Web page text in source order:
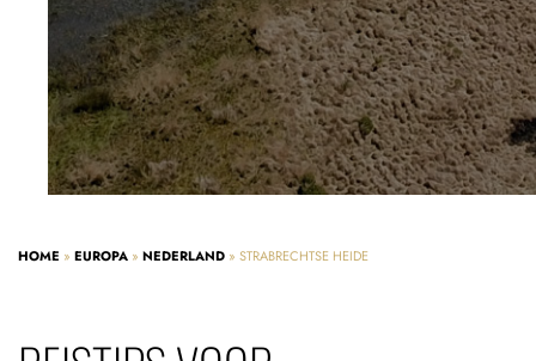
HOME » EUROPA » NEDERLAND » STRABRECHTSE HEIDE